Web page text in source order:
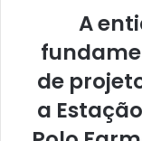
A
de
a